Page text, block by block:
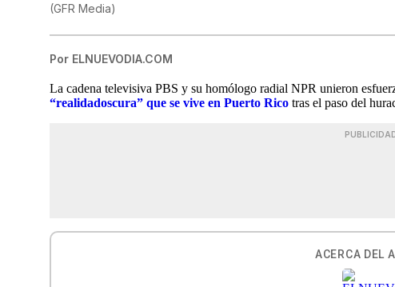
(GFR Media)
Por ELNUEVODIA.COM
La cadena televisiva PBS y su homólogo radial NPR unieron
“realidadoscura” que se vive en Puerto Rico tras el paso del
ACERCA DEL